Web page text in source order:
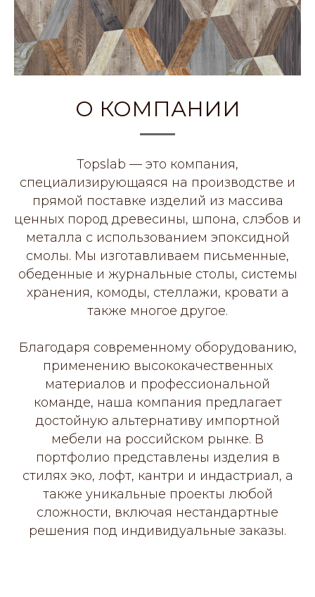
О КОМПАНИИ
Topslab — это компания,
специализирующаяся на производстве и
прямой поставке изделий из массива
ценных пород древесины, шпона, слэбов и
металла с использованием эпоксидной
смолы. Мы изготавливаем письменные,
обеденные и журнальные столы, системы
хранения, комоды, стеллажи, кровати а
также многое другое.
Благодаря современному оборудованию,
применению высококачественных
материалов и профессиональной
команде, наша компания предлагает
достойную альтернативу импортной
мебели на российском рынке. В
портфолио представлены изделия в
стилях эко, лофт, кантри и индастриал, а
также уникальные проекты любой
сложности, включая нестандартные
решения под индивидуальные заказы.